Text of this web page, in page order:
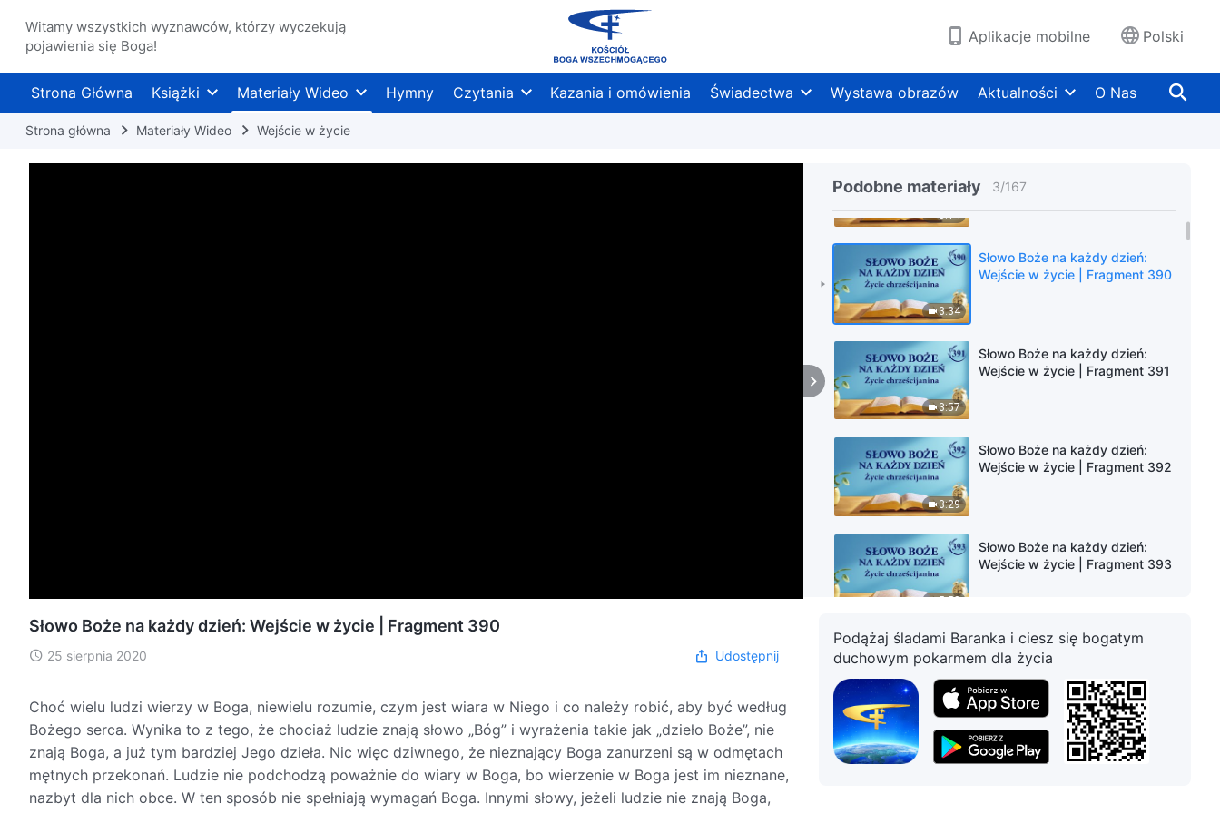
Witamy wszystkich wyznawców, którzy wyczekują
pojawienia się Boga!
Aplikacje mobilne Polski
Strona Główna Książki Materiały Wideo Hymny Czytania Kazania i omówienia Świadectwa Wystawa obrazów Aktualności O Nas
Strona główna Materiały Wideo Wejście w życie
Podobne materiały 3/167
Wejście w życie | Fragment 374
5:14
Wejście w życie | Fragment 389
3:34
Słowo Boże na każdy dzień:
Wejście w życie | Fragment 390
3:57
Słowo Boże na każdy dzień:
Wejście w życie | Fragment 391
3:29
Słowo Boże na każdy dzień:
Wejście w życie | Fragment 392
5:58
Słowo Boże na każdy dzień:
Wejście w życie | Fragment 393
5:00
Słowo Boże na każdy dzień:
Wejście w życie | Fragment 394
Słowo Boże na każdy dzień:
Wejście w życie | Fragment 395
Słowo Boże na każdy dzień: Wejście w życie | Fragment 390
25 sierpnia 2020 Udostępnij
Choć wielu ludzi wierzy w Boga, niewielu rozumie, czym jest wiara w Niego i co należy robić, aby być według
Bożego serca. Wynika to z tego, że chociaż ludzie znają słowo „Bóg” i wyrażenia takie jak „dzieło Boże”, nie
znają Boga, a już tym bardziej Jego dzieła. Nic więc dziwnego, że nieznający Boga zanurzeni są w odmętach
mętnych przekonań. Ludzie nie podchodzą poważnie do wiary w Boga, bo wierzenie w Boga jest im nieznane,
nazbyt dla nich obce. W ten sposób nie spełniają wymagań Boga. Innymi słowy, jeżeli ludzie nie znają Boga,
Podążaj śladami Baranka i ciesz się bogatym
duchowym pokarmem dla życia